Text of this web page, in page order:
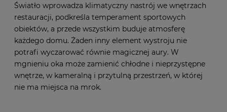
Światło wprowadza klimatyczny nastrój we wnętrzach
restauracji, podkreśla temperament sportowych
obiektów, a przede wszystkim buduje atmosferę
każdego domu. Żaden inny element wystroju nie
potrafi wyczarować równie magicznej aury. W
mgnieniu oka może zamienić chłodne i nieprzystępne
wnętrze, w kameralną i przytulną przestrzeń, w której
nie ma miejsca na mrok.